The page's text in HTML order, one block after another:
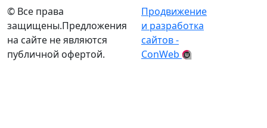
© Все права
защищены.Предложения
на сайте не являются
публичной офертой.
Продвижение
и разработка
сайтов -
ConWeb